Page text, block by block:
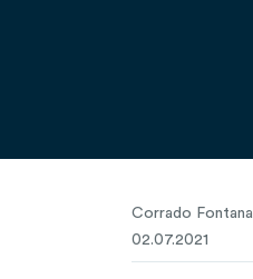
Corrado Fontana
02.07.2021